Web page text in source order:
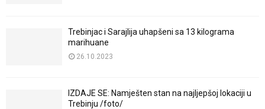
Trebinjac i Sarajlija uhapšeni sa 13 kilograma
marihuane
26.10.2023
IZDAJE SE: Namješten stan na najljepšoj lokaciji u
Trebinju /foto/